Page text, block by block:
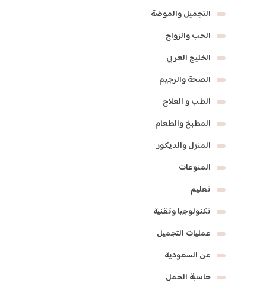
التجميل والموضة
الحب والزواج
الخليج العربي
الصحة والرجيم
الطب و العلاج
المطبخ والطعام
المنزل والديكور
المنوعات
تعليم
تكنولوجيا وتقنية
عمليات التجميل
عن السعودية
حاسبة الحمل